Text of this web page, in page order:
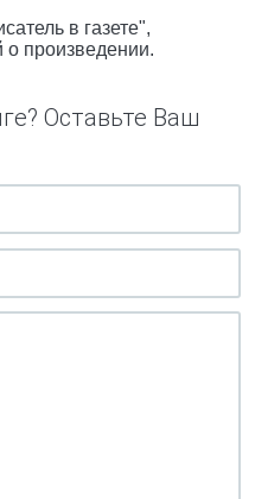
в газете",
произведении.
Оставьте Ваш